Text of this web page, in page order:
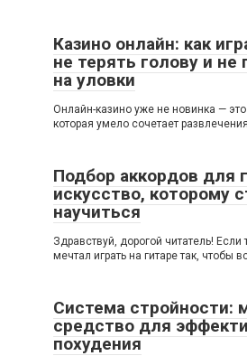
Казино онлайн: как
не терять голову и не
на уловки
Онлайн-казино уже не новинка —
которая умело сочетает
Подбор аккордов для
искусство, которому
научиться
Здравствуй, дорогой читатель! Если
мечтал играть на гитаре так, чтобы
Система стройности:
средство для
похудения